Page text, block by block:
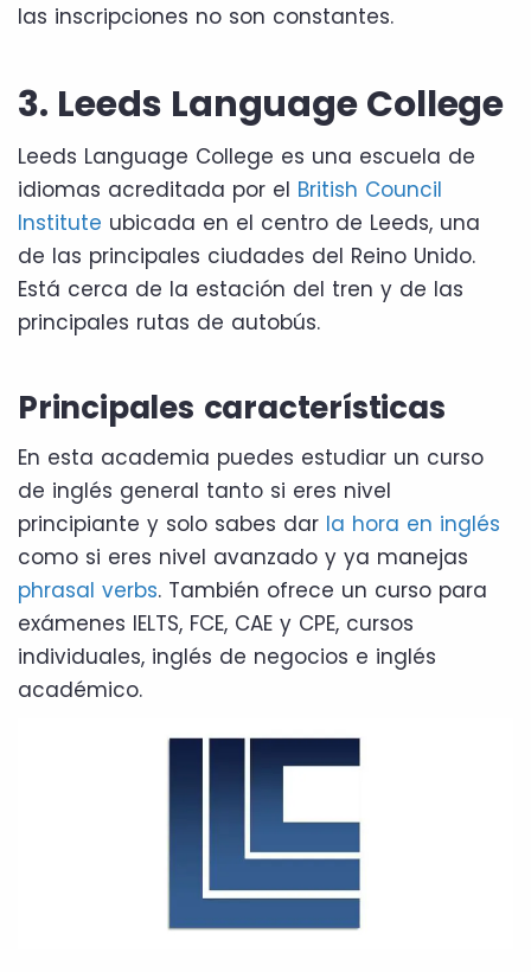
las inscripciones no son constantes.
3. Leeds Language College
Leeds Language College es una escuela de
idiomas acreditada por el British Council
Institute ubicada en el centro de Leeds, una
de las principales ciudades del Reino Unido.
Está cerca de la estación del tren y de las
principales rutas de autobús.
Principales características
En esta academia puedes estudiar un curso
de inglés general tanto si eres nivel
principiante y solo sabes dar la hora en inglés
como si eres nivel avanzado y ya manejas
phrasal verbs. También ofrece un curso para
exámenes IELTS, FCE, CAE y CPE, cursos
individuales, inglés de negocios e inglés
académico.